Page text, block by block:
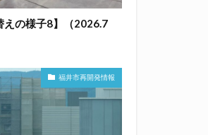
えの様子8】（2026.7
福井市再開発情報